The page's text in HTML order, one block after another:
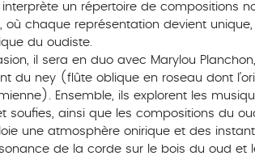
interprète un répertoire de compositions
où chaque représentation devient
du oudiste.
il sera en duo avec Marylou
du ney (flûte oblique en roseau dont
Ensemble, ils explorent les
soufies, ainsi que les compositions du
une atmosphère onirique et des
de la corde sur le bois du oud et